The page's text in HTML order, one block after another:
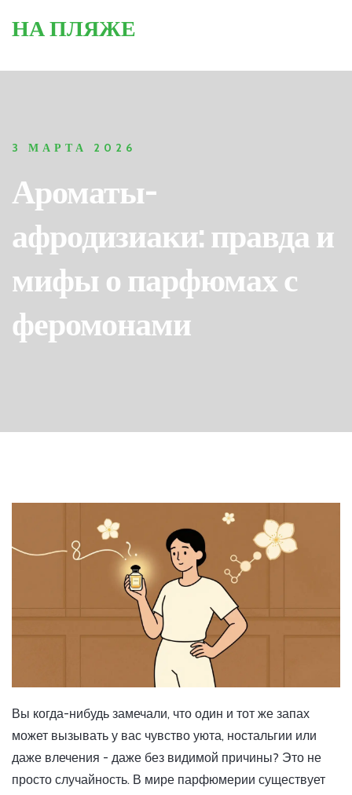
НА ПЛЯЖЕ
3 МАРТА 2026
Ароматы-
афродизиаки: правда и
мифы о парфюмах с
феромонами
Вы когда-нибудь замечали, что один и тот же запах
может вызывать у вас чувство уюта, ностальгии или
даже влечения - даже без видимой причины? Это не
просто случайность. В мире парфюмерии существует